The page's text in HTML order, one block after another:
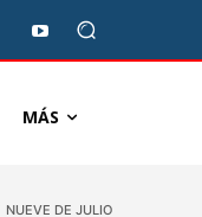
MÁS
NUEVE DE JULIO